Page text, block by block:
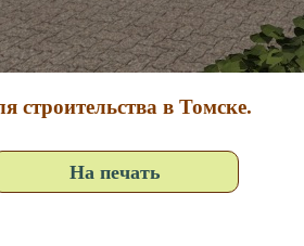
строительства в Томске.
На печать